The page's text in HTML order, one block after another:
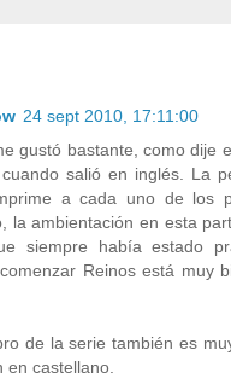
24 sept 2010, 17:11:00
gustó bastante, como dije
salió en inglés. La
a cada uno de los
la ambientación en esta
siempre había estado
Reinos está muy
de la serie también es
en castellano.